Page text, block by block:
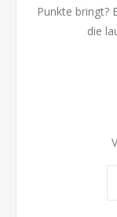
Punkte bringt?
die